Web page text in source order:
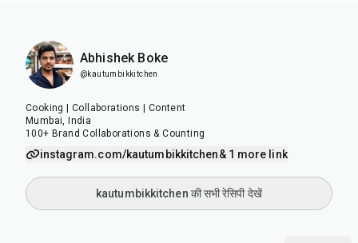
Abhishek Boke
@kautumbikkitchen
Cooking | Collaborations | Content
Mumbai, India
100+ Brand Collaborations & Counting
instagram.com/kautumbikkitchen& 1 more link
kautumbikkitchen की सभी रेसिपी देखें